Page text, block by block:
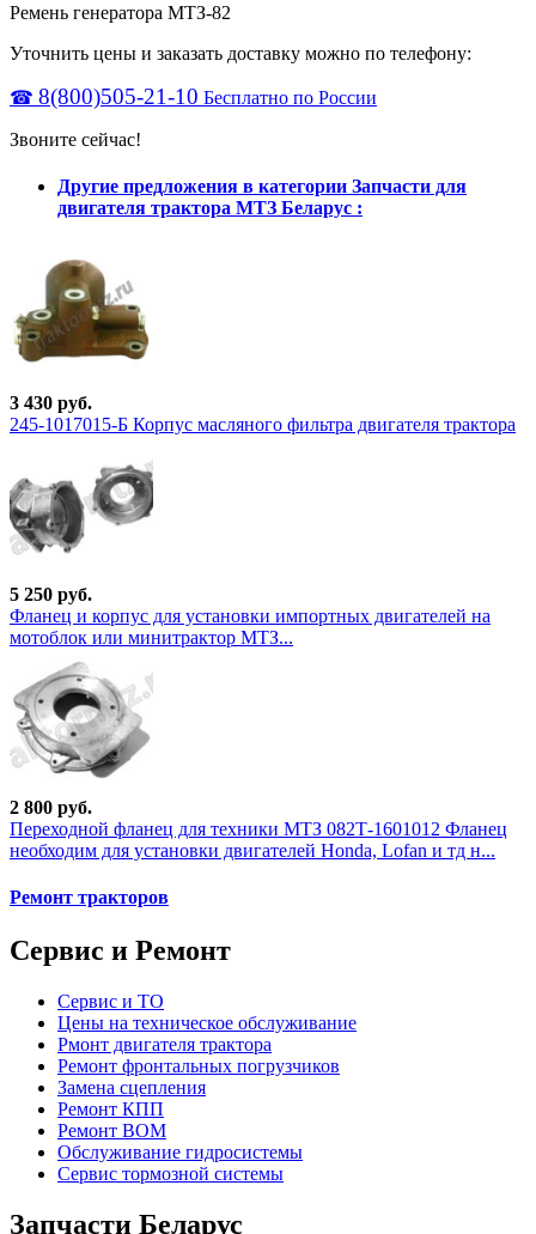
Ремень генератора МТЗ-82
Уточнить цены и заказать доставку можно по телефону:
☎ 8(800)505-21-10 Бесплатно по России
Звоните сейчас!
Другие предложения в категории Запчасти для
двигателя трактора МТЗ Беларус :
3 430 руб.
245-1017015-Б Корпус масляного фильтра двигателя трактора
5 250 руб.
Фланец и корпус для установки импортных двигателей на
мотоблок или минитрактор МТЗ...
2 800 руб.
Переходной фланец для техники МТЗ 082Т-1601012 Фланец
необходим для установки двигателей Honda, Lofan и тд н...
Ремонт тракторов
Сервис и Ремонт
Сервис и ТО
Цены на техническое обслуживание
Рмонт двигателя трактора
Ремонт фронтальных погрузчиков
Замена сцепления
Ремонт КПП
Ремонт ВОМ
Обслуживание гидросистемы
Сервис тормозной системы
Запчасти Беларус